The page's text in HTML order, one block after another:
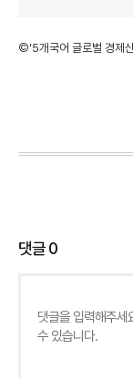
©'5개국어 글로벌 경제
댓글0